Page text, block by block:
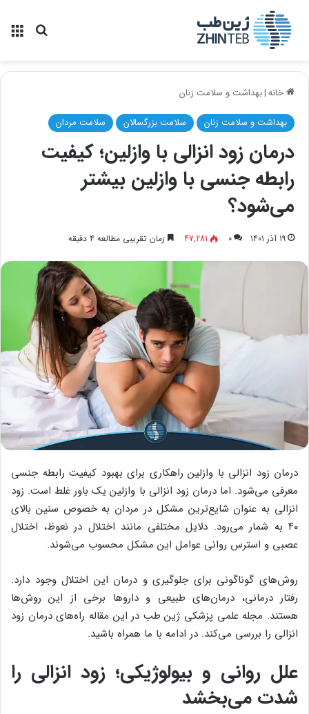
خانه|بهداشت و سلامت زنان
بهداشت و سلامت زنان سلامت بزرگسالان سلامت مردان
درمان زود انزالی با وازلین؛ کیفیت
رابطه جنسی با وازلین بیشتر
می‌شود؟
۱۹ آذر ۱۴۰۱ ۰ 47,281 زمان تقریبی مطالعه ۴ دقیقه
درمان زود انزالی با وازلین راهکاری برای بهبود کیفیت رابطه جنسی
معرفی می‌شود. اما درمان زود انزالی با وازلین یک باور غلط است. زود
انزالی به عنوان شایع‌ترین مشکل در مردان به خصوص سنین بالای
۴۰ به شمار می‌رود. دلایل مختلفی مانند اختلال در نعوظ، اختلال
عصبی و استرس روانی عوامل این مشکل محسوب می‌شوند.
روش‌های گوناگونی برای جلوگیری و درمان این اختلال وجود دارد.
رفتار درمانی، درمان‌های طبیعی و داروها برخی از این روش‌ها
هستند. مجله علمی پزشکی ژین طب در این مقاله راه‌های درمان زود
انزالی را بررسی می‌کند. در ادامه با ما همراه باشید.
علل روانی و بیولوژیکی؛ زود انزالی را
شدت می‌بخشد